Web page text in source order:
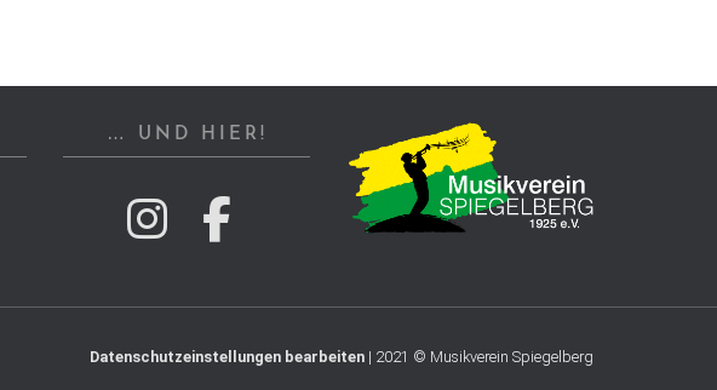
… UND HIER!
Datenschutzeinstellungen bearbeiten | 2021 © Musikverein Spiegelberg